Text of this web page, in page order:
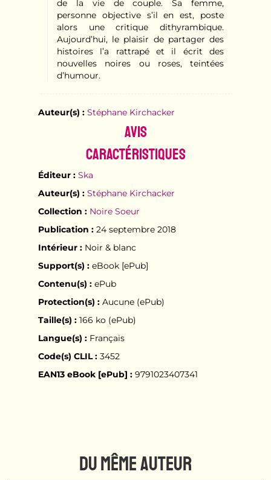
de la vie de couple. Sa femme,
personne objective s’il en est, poste
alors une critique dithyrambique.
Aujourd’hui, le plaisir de partager des
histoires l’a rattrapé et il écrit des
nouvelles noires ou roses, teintées
d’humour.
Auteur(s) : Stéphane Kirchacker
Avis
Caractéristiques
Éditeur : Ska
Auteur(s) : Stéphane Kirchacker
Collection : Noire Soeur
Publication :24 septembre 2018
Intérieur :Noir & blanc
Support(s) :eBook [ePub]
Contenu(s) :ePub
Protection(s) :Aucune (ePub)
Taille(s) :166 ko (ePub)
Langue(s) :Français
Code(s) CLIL :3452
EAN13 eBook [ePub] :9791023407341
DU MÊME AUTEUR